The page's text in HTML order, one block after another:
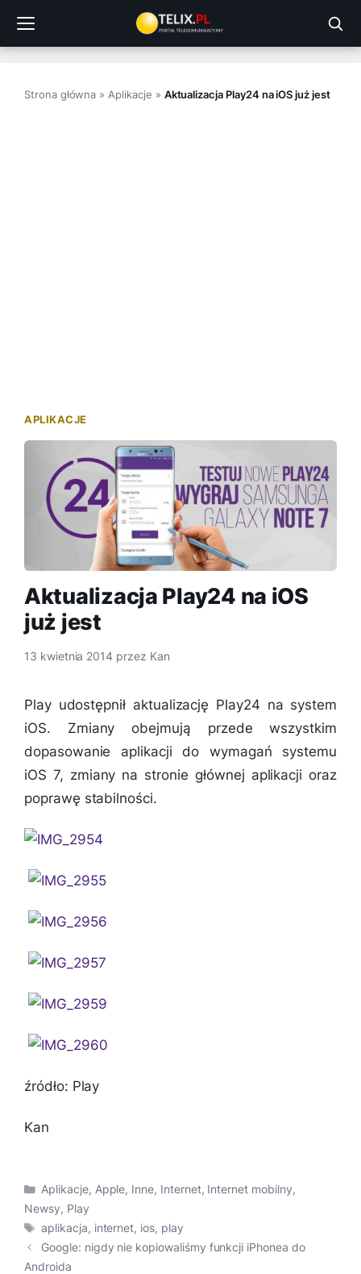
treści
Strona główna » Aplikacje » Aktualizacja Play24 na iOS już jest
APLIKACJE
Aktualizacja Play24 na iOS
już jest
13 kwietnia 2014 przez Kan
Play udostępnił aktualizację Play24 na system
iOS. Zmiany obejmują przede wszystkim
dopasowanie aplikacji do wymagań systemu
iOS 7, zmiany na stronie głównej aplikacji oraz
poprawę stabilności.
źródło: Play
Kan
Kategorie
Aplikacje, Apple, Inne, Internet, Internet mobilny,
Newsy, Play
Tagi
aplikacja, internet, ios, play
Google: nigdy nie kopiowaliśmy funkcji iPhonea do
Androida